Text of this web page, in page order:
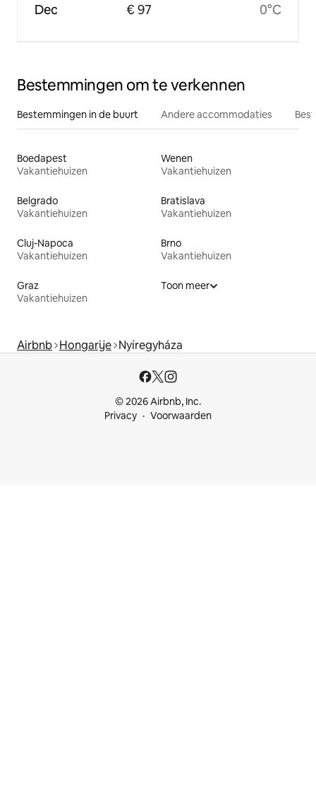
Dec € 97 0°C
Bestemmingen om te verkennen
Bestemmingen in de buurt Andere accommodaties
Boedapest
Vakantiehuizen
Wenen
Vakantiehuizen
Belgrado
Vakantiehuizen
Bratislava
Vakantiehuizen
Cluj-Napoca
Vakantiehuizen
Brno
Vakantiehuizen
Graz
Vakantiehuizen
Toon meer
Airbnb Hongarije Nyíregyháza
© 2026 Airbnb, Inc.
Privacy
Voorwaarden